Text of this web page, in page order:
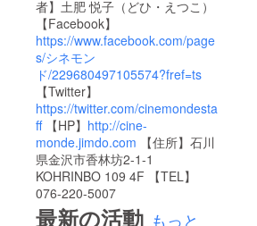
者】土肥 悦子（どひ・えつこ）
【Facebook】
https://www.facebook.com/page
s/シネモン
ド/229680497105574?fref=ts
【Twitter】
https://twitter.com/cinemondesta
ff【HP】 http://cine-
monde.jimdo.com 【住所】石川
県金沢市香林坊2-1-1
KOHRINBO 109 4F 【TEL】
076-220-5007
最新の活動 もっと